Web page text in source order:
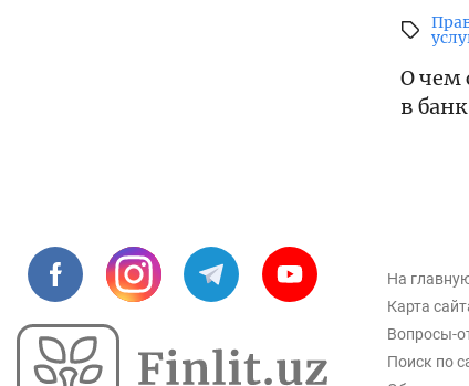
О чем
в банк
На
Карта
Вопросы-
Поиск по